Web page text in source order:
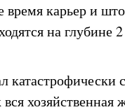
карьер и
на глубине
катастрофически
вся